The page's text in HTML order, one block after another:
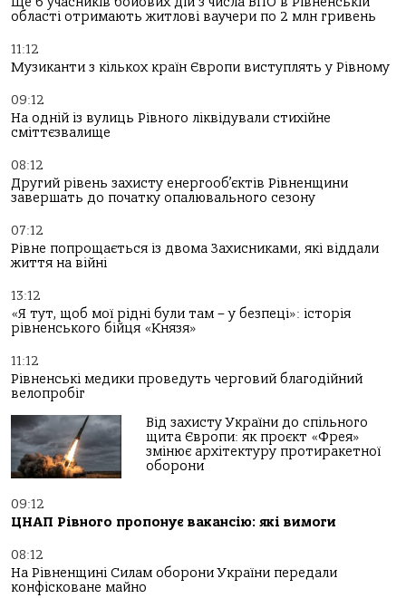
області отримають житлові ваучери по 2 млн гривень
11:12
Музиканти з кількох країн Європи виступлять у Рівному
09:12
На одній із вулиць Рівного ліквідували стихійне
сміттєзвалище
08:12
Другий рівень захисту енергооб’єктів Рівненщини
завершать до початку опалювального сезону
07:12
Рівне попрощається із двома Захисниками, які віддали
життя на війні
13:12
«Я тут, щоб мої рідні були там – у безпеці»: історія
рівненського бійця «Князя»
11:12
Рівненські медики проведуть черговий благодійний
велопробіг
Від захисту України до спільного
щита Європи: як проєкт «Фрея»
змінює архітектуру протиракетної
оборони
09:12
ЦНАП Рівного пропонує вакансію: які вимоги
08:12
На Рівненщині Силам оборони України передали
конфісковане майно